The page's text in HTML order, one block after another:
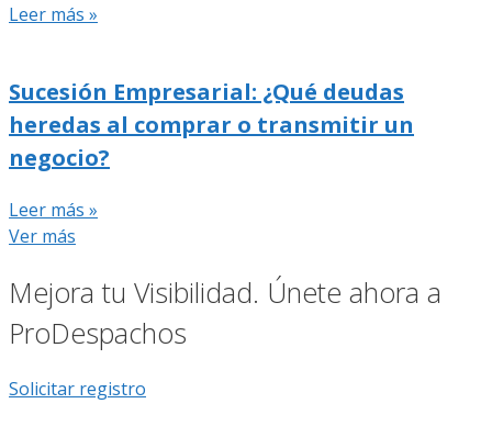
Leer más »
Sucesión Empresarial: ¿Qué deudas
heredas al comprar o transmitir un
negocio?
Leer más »
Ver más
Mejora tu Visibilidad. Únete ahora a
ProDespachos
Solicitar registro